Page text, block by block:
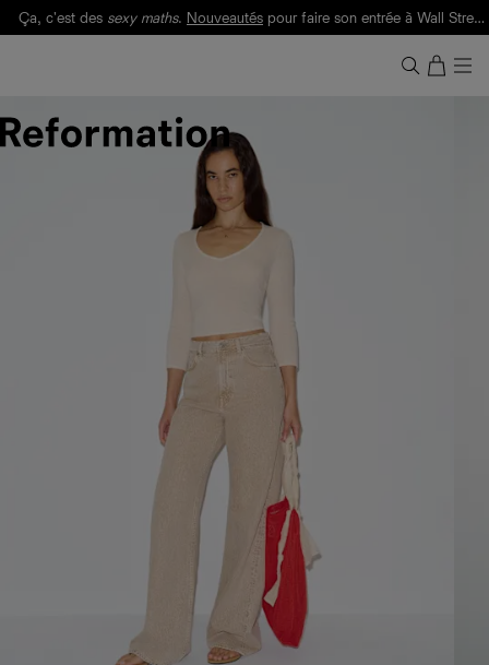
Ça, c'est des sexy maths. Nouveautés pour faire son entrée à Wall Street.